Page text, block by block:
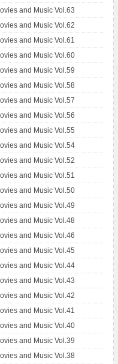
and Music Vol.63
and Music Vol.62
and Music Vol.61
and Music Vol.60
and Music Vol.59
and Music Vol.58
and Music Vol.57
and Music Vol.56
and Music Vol.55
and Music Vol.54
and Music Vol.52
and Music Vol.51
and Music Vol.50
and Music Vol.49
and Music Vol.48
and Music Vol.46
and Music Vol.45
and Music Vol.44
and Music Vol.43
and Music Vol.42
and Music Vol.41
and Music Vol.40
and Music Vol.39
and Music Vol.38